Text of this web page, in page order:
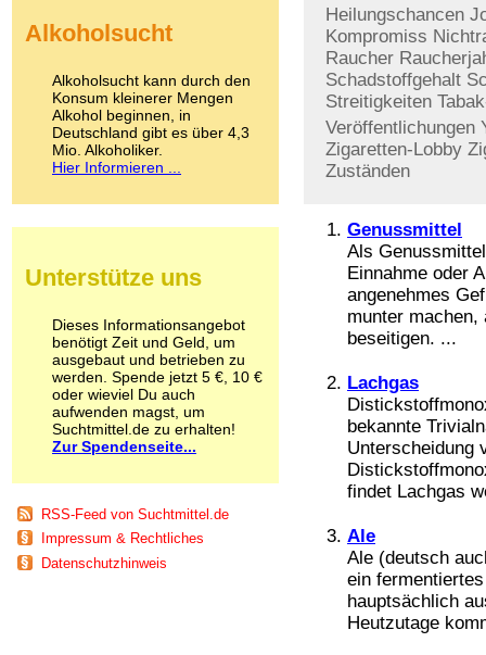
Heilungschancen
Kompromiss
Raucher
Schadstoffgehalt
Streitigkeiten
Veröffentlichungen
Zigaretten-Lobby
Zuständen
Genussmittel
Als
Einnahme oder
angenehmes
munter machen,
beseitigen. ...
Lachgas
bekannte
Unterscheidung
findet Lachgas
Ale
Ale (deutsch
ein
hauptsächlich
Heutzutage
Kokain
LSD
Marihuana
Medikamente
Meskalin
Metamphetamin
Methadon
Pilze
Psychopharmaka
Schlafmittel
Schmerzmittel
Schnüffelstoffe
Spice
Sucht / Süchte
Alkoholsucht
Co-Abhängigkeit
Computersucht
Ess-Brechsucht
Essstörungen
Fernsehsucht
Alkoholsucht
Alkoholsucht kann durch den
Konsum kleinerer Mengen
Alkohol beginnen, in
Deutschland gibt es über 4,3
Mio. Alkoholiker.
Hier Informieren ...
Unterstütze uns
Dieses Informationsangebot
benötigt Zeit und Geld, um
ausgebaut und betrieben zu
werden. Spende jetzt 5 €, 10 €
oder wieviel Du auch
aufwenden magst, um
Suchtmittel.de zu erhalten!
Zur Spendenseite...
RSS-Feed von Suchtmittel.de
Impressum & Rechtliches
Datenschutzhinweis